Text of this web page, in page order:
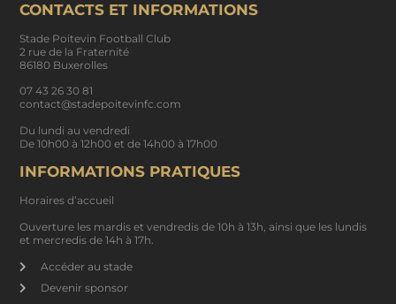
CONTACTS ET INFORMATIONS
Stade Poitevin Football Club
2 rue de la Fraternité
86180 Buxerolles
07 43 26 30 81
contact@stadepoitevinfc.com
Du lundi au vendredi
De 10h00 à 12h00 et de 14h00 à 17h00
INFORMATIONS PRATIQUES
Horaires d’accueil
Ouverture les mardis et vendredis de 10h à 13h, ainsi que les lundis
et mercredis de 14h à 17h.
Accéder au stade
Devenir sponsor